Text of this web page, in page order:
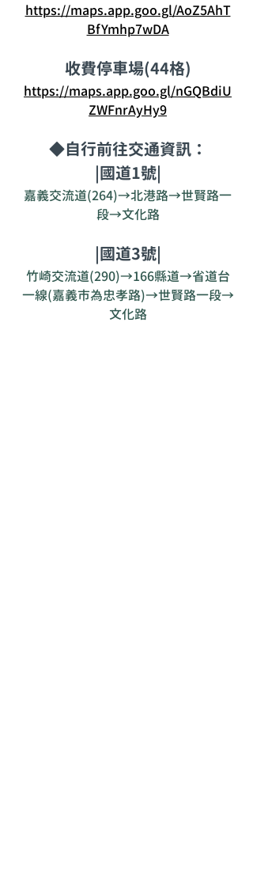
https://maps.app.goo.gl/AoZ5AhT
BfYmhp7wDA
收費停車場(44格)
https://maps.app.goo.gl/nGQBdiU
ZWFnrAyHy9
◆自行前往交通資訊：
|國道1號|
嘉義交流道(264)→北港路→世賢路一
段→文化路
|國道3號|
竹崎交流道(290)→166縣道→省道台
一線(嘉義市為忠孝路)→世賢路一段→
文化路